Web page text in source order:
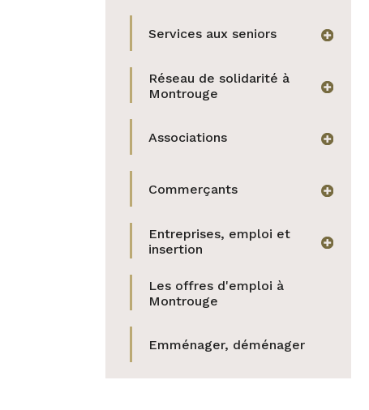
Services aux seniors
Réseau de solidarité à
Montrouge
Associations
Commerçants
Entreprises, emploi et
insertion
Les offres d'emploi à
Montrouge
Emménager, déménager